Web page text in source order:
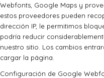
Webfonts, Google Maps y
estos proveedores pueden
dirección IP, le permitimos
podría reducir
nuestro sitio. Los cambios
cargar la página.
Configuración de Google